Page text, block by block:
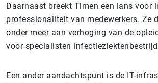
Daarnaast breekt Timen een lans voor
professionaliteit van medewerkers. Ze
onder meer aan verhoging van de
voor specialisten
Een ander aandachtspunt is de IT-